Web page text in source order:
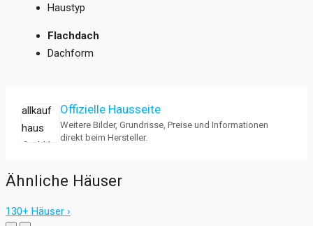
Haustyp
Flachdach
Dachform
Offizielle Hausseite
Weitere Bilder, Grundrisse, Preise und Informationen
direkt beim Hersteller.
Ähnliche Häuser
130+ Häuser ›